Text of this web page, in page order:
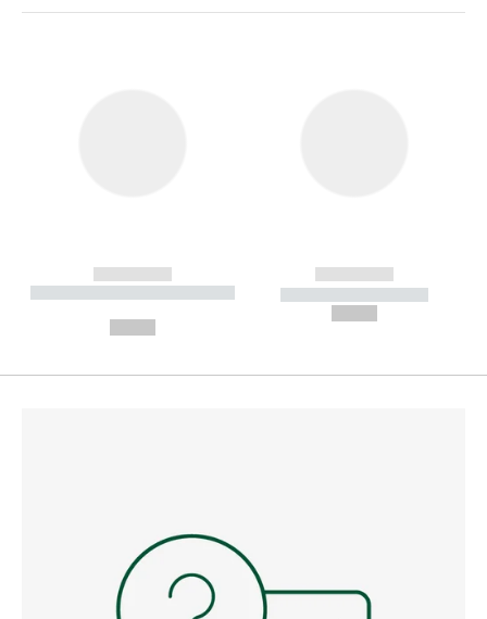
------------
----------- ----------- --------
------------
----------- -----------